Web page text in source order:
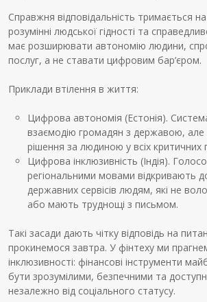
Справжня відповідальність тримається
розумінні людської гідності та
має розширювати автономію людини,
послуг, а не ставати цифровим бар’єром.
Приклади втілення в життя:
Цифрова автономія (Естонія).
взаємодію громадян з державою, але
рішення за людиною у всіх критичних
Цифрова інклюзивність (Індія).
регіональними мовами відкривають
державних сервісів людям, які не
або мають труднощі з письмом.
Такі засади дають чітку відповідь на
прокинемося завтра. У фінтеху ми
інклюзивності: фінансові інструменти
бути зрозумілими, безпечними та
незалежно від соціального статусу.